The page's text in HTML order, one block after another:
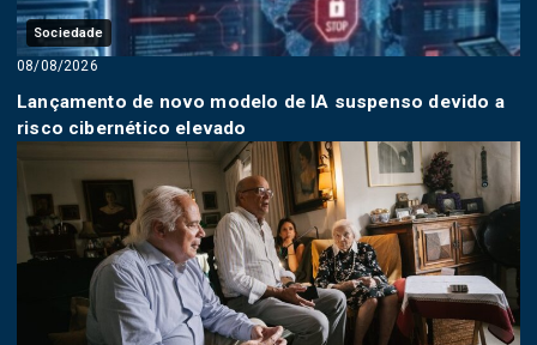
Sociedade
08/08/2026
Lançamento de novo modelo de IA suspenso devido a
risco cibernético elevado